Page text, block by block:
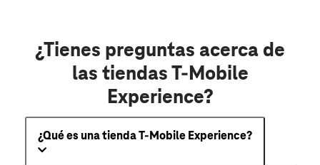
¿Tienes preguntas acerca de
las tiendas T-Mobile
Experience?
¿Qué es una tienda T-Mobile Experience?